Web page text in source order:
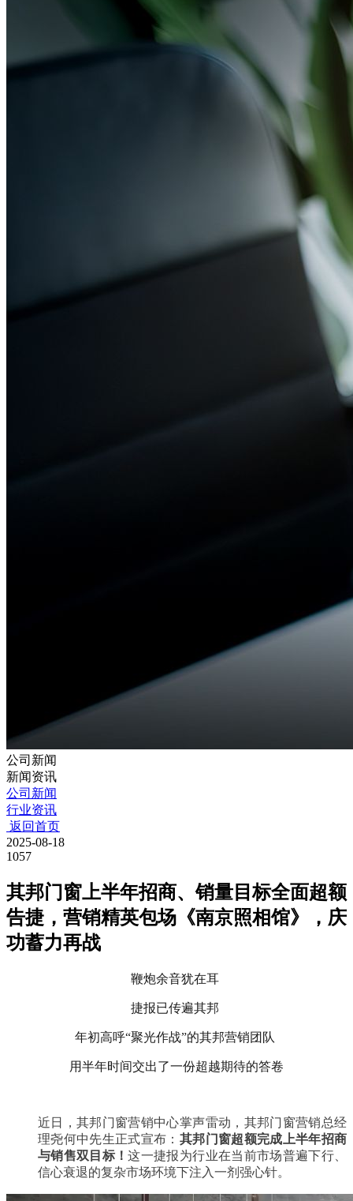
公司新闻
新闻资讯
公司新闻
行业资讯
返回首页
2025-08-18
1057
其邦门窗上半年招商、销量目标全面超额
告捷，营销精英包场《南京照相馆》，庆
功蓄力再战
鞭炮余音犹在耳
捷报已传遍其邦
年初高呼“聚光作战”的其邦营销团队
用半年时间交出了一份超越期待的答卷
近日，其邦门窗营销中心掌声雷动，其邦门窗营销总经
理尧何中先生正式宣布： 其邦门窗超额完成上半年招商
与销售双目标！这一捷报为行业在当前市场普遍下行、
信心衰退的复杂市场环境下注入一剂强心针。